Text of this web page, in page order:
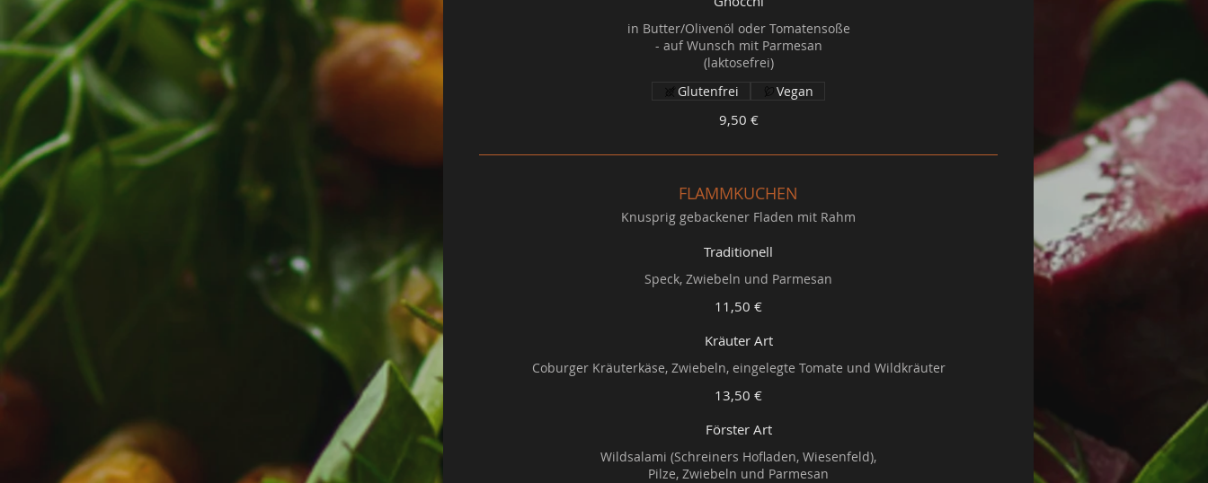
in Butter/Olivenöl oder Tomatensoße
- auf Wunsch mit Parmesan
(laktosefrei)
9,50 €
Glutenfrei Vegan
FLAMMKUCHEN
Knusprig gebackener Fladen mit Rahm
Traditionell
Speck, Zwiebeln und Parmesan
11,50 €
Kräuter Art
Coburger Kräuterkäse, Zwiebeln, eingelegte Tomate und Wildkräuter
13,50 €
Förster Art
Wildsalami (Schreiners Hofladen, Wiesenfeld),
Pilze, Zwiebeln und Parmesan